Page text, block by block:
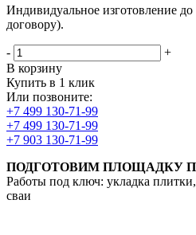
Индивидуальное изготовление
договору).
-
+
В корзину
Купить в 1 клик
Или позвоните:
+7 499 130-71-99
+7 499 130-71-99
+7 903 130-71-99
ПОДГОТОВИМ ПЛОЩАДКУ
Работы под ключ: укладка
сваи